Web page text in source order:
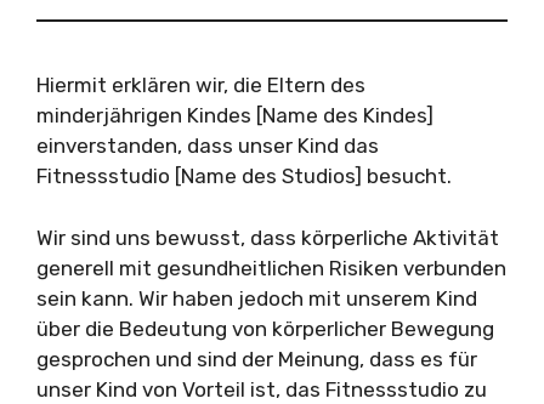
Hiermit erklären wir, die Eltern des
minderjährigen Kindes [Name des Kindes]
einverstanden, dass unser Kind das
Fitnessstudio [Name des Studios] besucht.
Wir sind uns bewusst, dass körperliche Aktivität
generell mit gesundheitlichen Risiken verbunden
sein kann. Wir haben jedoch mit unserem Kind
über die Bedeutung von körperlicher Bewegung
gesprochen und sind der Meinung, dass es für
unser Kind von Vorteil ist, das Fitnessstudio zu